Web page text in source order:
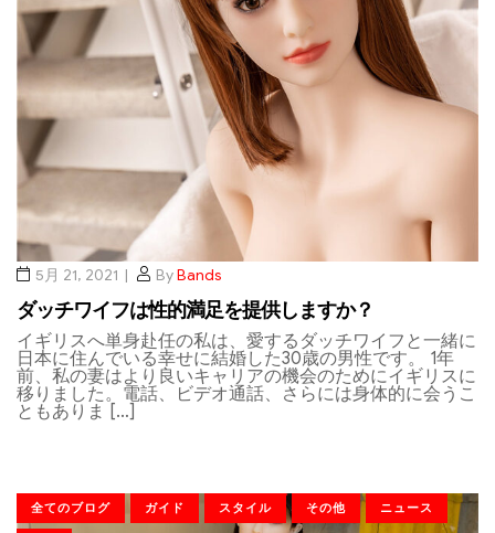
5月 21, 2021 ByBands
ダッチワイフは性的満足を提供しますか？
イギリスへ単身赴任の私は、愛するダッチワイフと一緒に
日本に住んでいる幸せに結婚した30歳の男性です。 1年
前、私の妻はより良いキャリアの機会のためにイギリスに
移りました。電話、ビデオ通話、さらには身体的に会うこ
ともありま […]
全てのブログ ガイド スタイル その他 ニュース